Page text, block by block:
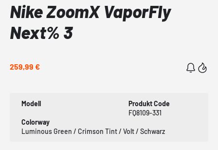
Nike ZoomX VaporFly
Next% 3
259,99 €
Modell
Produkt Code
FQ8109-331
Colorway
Luminous Green / Crimson Tint / Volt / Schwarz